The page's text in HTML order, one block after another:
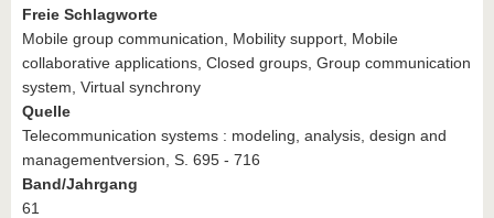
Freie Schlagworte
Mobile group communication, Mobility support, Mobile
collaborative applications, Closed groups, Group communication
system, Virtual synchrony
Quelle
Telecommunication systems : modeling, analysis, design and
managementversion, S. 695 - 716
Band/Jahrgang
61